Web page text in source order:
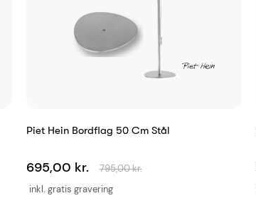
Piet Hein Bordflag 50 Cm Stål
inkl. gratis gravering
695,00 kr. 795,00 kr.